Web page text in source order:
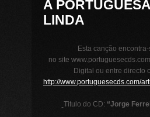
A
LINDA
Esta canção
no site
Digital ou entre directo
http://www.portuguesecds.com/
Titulo do CD: “Jorge